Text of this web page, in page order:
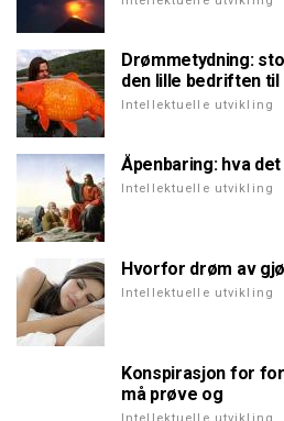
Drømmetydning:
den lille bedriften til
Intellektuelle utvikling
Åpenbaring: hva
Intellektuelle utvikling
Hvorfor drøm av
Intellektuelle utvikling
Konspirasjon for
må prøve og